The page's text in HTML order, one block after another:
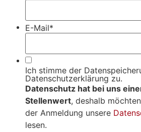
E-Mail*
Ich stimme der
Datenschutzerklärung zu.
Datenschutz hat bei uns
Stellenwert, deshalb
der Anmeldung unsere
lesen.